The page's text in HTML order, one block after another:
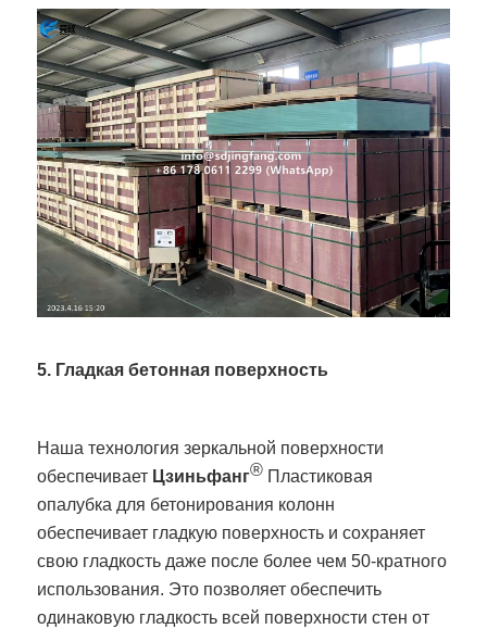
5. Гладкая бетонная поверхность
Наша технология зеркальной поверхности
обеспечивает Цзиньфанг® Пластиковая
опалубка для бетонирования колонн
обеспечивает гладкую поверхность и сохраняет
свою гладкость даже после более чем 50-кратного
использования. Это позволяет обеспечить
одинаковую гладкость всей поверхности стен от